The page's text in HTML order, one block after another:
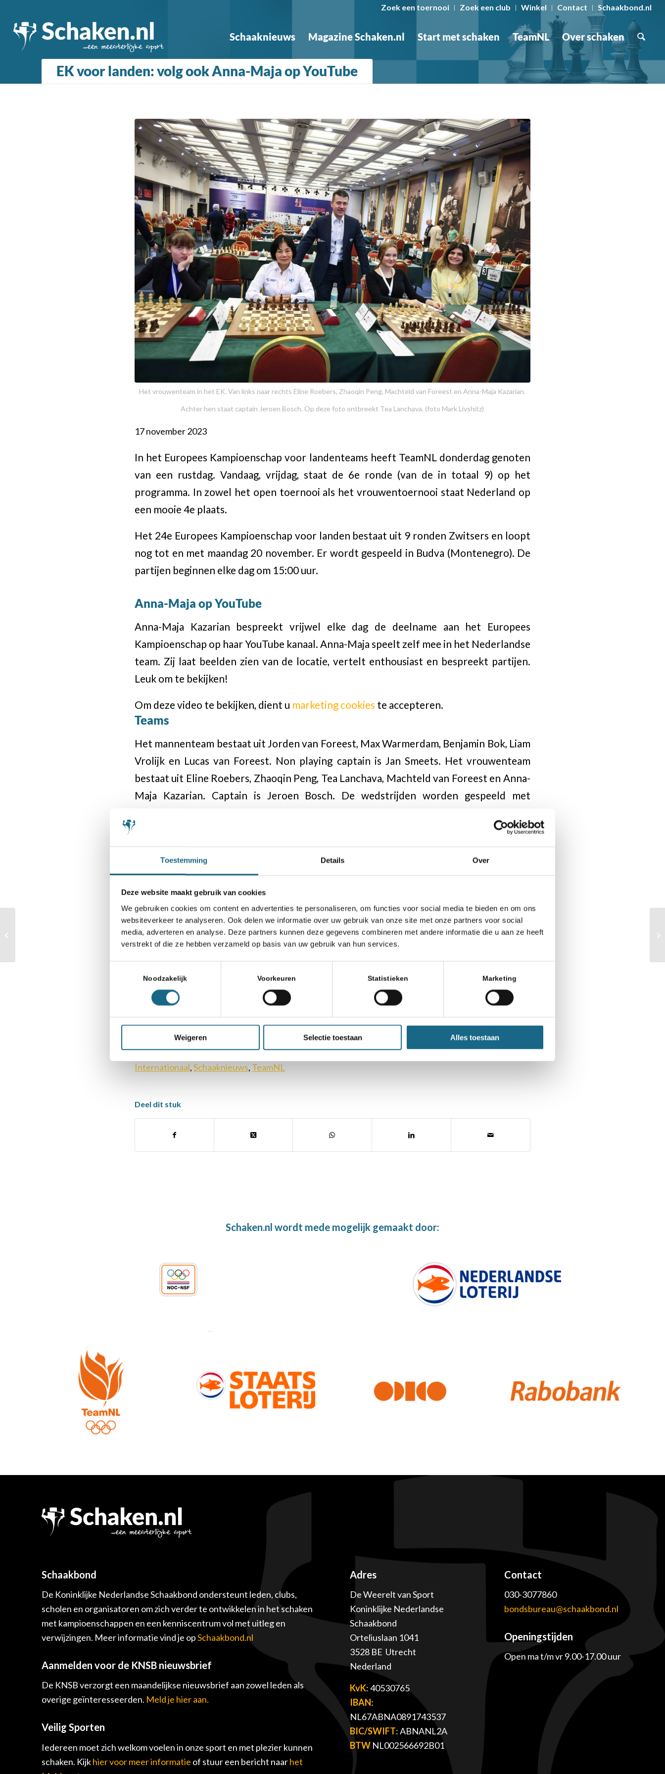
Toestemming Details Over
Deze website maakt gebruik van cookies
We gebruiken cookies om content en advertenties te personaliseren, om functies voor social media te bieden en om ons
websiteverkeer te analyseren. Ook delen we informatie over uw gebruik van onze site met onze partners voor social
media, adverteren en analyse. Deze partners kunnen deze gegevens combineren met andere informatie die u aan ze heeft
verstrekt of die ze hebben verzameld op basis van uw gebruik van hun services.
Noodzakelijk Voorkeuren Statistieken Marketing
Weigeren Selectie toestaan Alles toestaan
Zoek een toernooi Zoek een club Winkel Contact Schaakbond.nl
Schaaknieuws Magazine Schaken.nl Start met schaken TeamNL Over schaken
EK voor landen: volg ook Anna-Maja op YouTube
Het vrouwenteam in het EK. Van links naar rechts Eline Roebers, Zhaoqin Peng, Machteld van Foreest en Anna-Maja Kazarian.
Achter hen staat captain Jeroen Bosch. Op deze foto ontbreekt Tea Lanchava. (foto Mark Livshitz)
17 november 2023
In het Europees Kampioenschap voor landenteams heeft TeamNL donderdag genoten
van een rustdag. Vandaag, vrijdag, staat de 6e ronde (van de in totaal 9) op het
programma. In zowel het open toernooi als het vrouwentoernooi staat Nederland op
een mooie 4e plaats.
Het 24e Europees Kampioenschap voor landen bestaat uit 9 ronden Zwitsers en loopt
nog tot en met maandag 20 november. Er wordt gespeeld in Budva (Montenegro). De
partijen beginnen elke dag om 15:00 uur.
Anna-Maja op YouTube
Anna-Maja Kazarian bespreekt vrijwel elke dag de deelname aan het Europees
Kampioenschap op haar YouTube kanaal. Anna-Maja speelt zelf mee in het Nederlandse
team. Zij laat beelden zien van de locatie, vertelt enthousiast en bespreekt partijen.
Leuk om te bekijken!
Om deze video te bekijken, dient u marketing cookies te accepteren.
Teams
Het mannenteam bestaat uit Jorden van Foreest, Max Warmerdam, Benjamin Bok, Liam
Vrolijk en Lucas van Foreest. Non playing captain is Jan Smeets. Het vrouwenteam
bestaat uit Eline Roebers, Zhaoqin Peng, Tea Lanchava, Machteld van Foreest en Anna-
Maja Kazarian. Captain is Jeroen Bosch. De wedstrijden worden gespeeld met
Verslagen op Schaaksite
plaatsen regelmatig verslagen waarbij ook wordt ingegaan op partijen.
Zie:https://www.schaaksite.nl/
Zie verder:
Toernooisite
Uitslagen
Internationaal,Schaaknieuws, TeamNL
Deel dit stuk
Schaken.nl wordt mede mogelijk gemaakt door:
Schaakbond
De Koninklijke Nederlandse Schaakbond ondersteunt leden, clubs,
scholen en organisatoren om zich verder te ontwikkelen in het schaken
met kampioenschappen en een kenniscentrum vol met uitleg en
verwijzingen. Meer informatie vind je opSchaakbond.nl
Aanmelden voor de KNSB nieuwsbrief
De KNSB verzorgt een maandelijkse nieuwsbrief aan zowel leden als
overige geïnteresseerden. Meld je hier aan.
Veilig Sporten
Iedereen moet zich welkom voelen in onze sport en met plezier kunnen
schaken. Kijkhier voor meer informatie of stuur een bericht naarhet
Adres
De Weerelt van Sport
Koninklijke Nederlandse
Schaakbond
Orteliuslaan 1041
3528 BE Utrecht
Nederland
KvK: 40530765
IBAN:
NL67ABNA0891743537
BIC/SWIFT: ABNANL2A
BTW NL002566692B01
Contact
030-3077860
bondsbureau@schaakbond.nl
Openingstijden
Open ma t/m vr 9.00-17.00 uur